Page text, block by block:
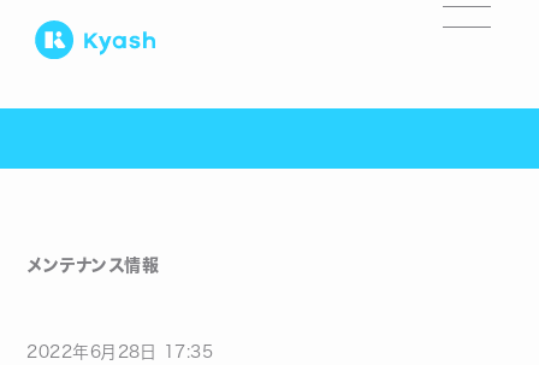
メンテナンス情報
2022年 6月 28 日 17:35